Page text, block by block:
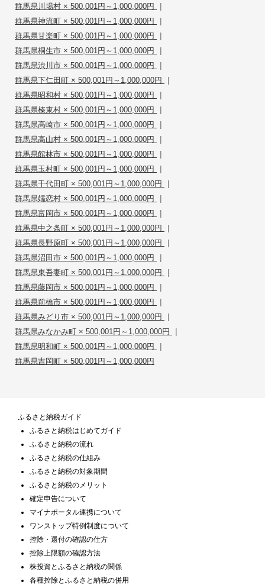
群馬県川場村 × 500,001円～1,000,000円 |
群馬県神流町 × 500,001円～1,000,000円 |
群馬県甘楽町 × 500,001円～1,000,000円 |
群馬県桐生市 × 500,001円～1,000,000円 |
群馬県渋川市 × 500,001円～1,000,000円 |
群馬県下仁田町 × 500,001円～1,000,000円 |
群馬県昭和村 × 500,001円～1,000,000円 |
群馬県榛東村 × 500,001円～1,000,000円 |
群馬県高崎市 × 500,001円～1,000,000円 |
群馬県高山村 × 500,001円～1,000,000円 |
群馬県館林市 × 500,001円～1,000,000円 |
群馬県玉村町 × 500,001円～1,000,000円 |
群馬県千代田町 × 500,001円～1,000,000円 |
群馬県嬬恋村 × 500,001円～1,000,000円 |
群馬県富岡市 × 500,001円～1,000,000円 |
群馬県中之条町 × 500,001円～1,000,000円 |
群馬県長野原町 × 500,001円～1,000,000円 |
群馬県沼田市 × 500,001円～1,000,000円 |
群馬県東吾妻町 × 500,001円～1,000,000円 |
群馬県藤岡市 × 500,001円～1,000,000円 |
群馬県前橋市 × 500,001円～1,000,000円 |
群馬県みどり市 × 500,001円～1,000,000円 |
群馬県みなかみ町 × 500,001円～1,000,000円 |
群馬県明和町 × 500,001円～1,000,000円 |
群馬県吉岡町 × 500,001円～1,000,000円
ふるさと納税ガイド
ふるさと納税はじめてガイド
ふるさと納税の流れ
ふるさと納税の仕組み
ふるさと納税の対象期間
ふるさと納税のメリット
確定申告について
マイナポータル連携について
ワンストップ特例制度について
控除・還付の確認の仕方
控除上限額の確認方法
株投資とふるさと納税の関係
各種控除とふるさと納税の併用